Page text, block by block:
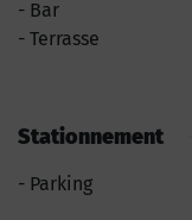
Bar
Terrasse
Stationnement
Parking